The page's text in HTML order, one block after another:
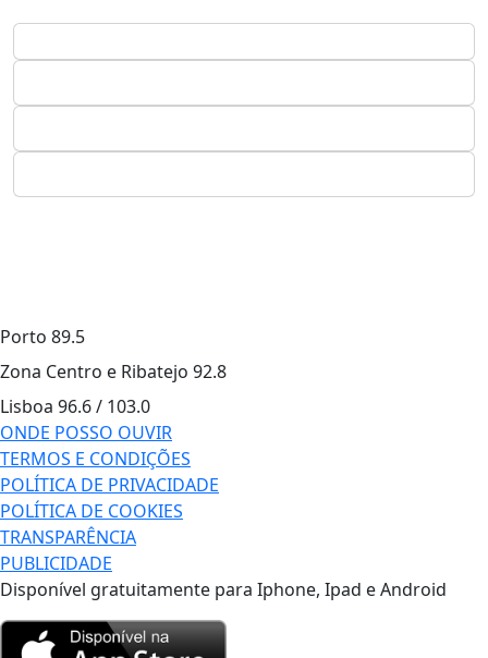
Porto 89.5
Zona Centro e Ribatejo 92.8
Lisboa 96.6 / 103.0
ONDE POSSO OUVIR
TERMOS E CONDIÇÕES
POLÍTICA DE PRIVACIDADE
POLÍTICA DE COOKIES
TRANSPARÊNCIA
PUBLICIDADE
Disponível gratuitamente para Iphone, Ipad e Android